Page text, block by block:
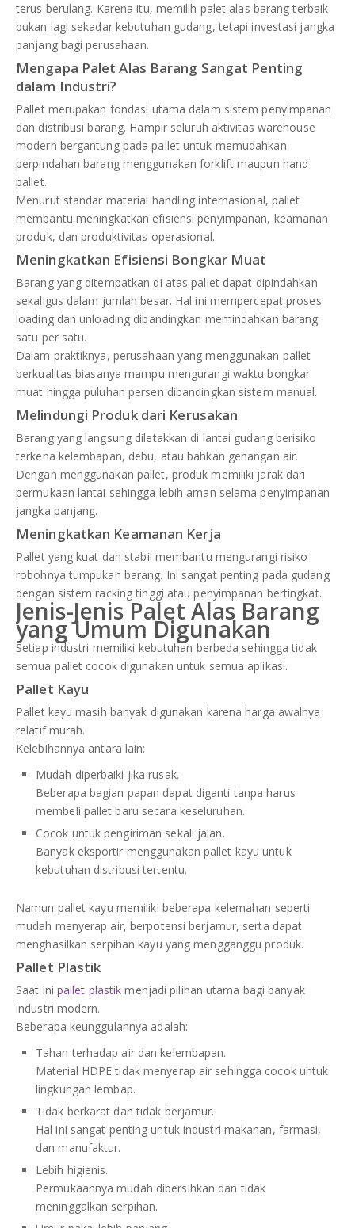
terus berulang. Karena itu, memilih palet alas barang terbaik
bukan lagi sekadar kebutuhan gudang, tetapi investasi jangka
panjang bagi perusahaan.
Mengapa Palet Alas Barang Sangat Penting
dalam Industri?
Pallet merupakan fondasi utama dalam sistem penyimpanan
dan distribusi barang. Hampir seluruh aktivitas warehouse
modern bergantung pada pallet untuk memudahkan
perpindahan barang menggunakan forklift maupun hand
pallet.
Menurut standar material handling internasional, pallet
membantu meningkatkan efisiensi penyimpanan, keamanan
produk, dan produktivitas operasional.
Meningkatkan Efisiensi Bongkar Muat
Barang yang ditempatkan di atas pallet dapat dipindahkan
sekaligus dalam jumlah besar. Hal ini mempercepat proses
loading dan unloading dibandingkan memindahkan barang
satu per satu.
Dalam praktiknya, perusahaan yang menggunakan pallet
berkualitas biasanya mampu mengurangi waktu bongkar
muat hingga puluhan persen dibandingkan sistem manual.
Melindungi Produk dari Kerusakan
Barang yang langsung diletakkan di lantai gudang berisiko
terkena kelembapan, debu, atau bahkan genangan air.
Dengan menggunakan pallet, produk memiliki jarak dari
permukaan lantai sehingga lebih aman selama penyimpanan
jangka panjang.
Meningkatkan Keamanan Kerja
Pallet yang kuat dan stabil membantu mengurangi risiko
robohnya tumpukan barang. Ini sangat penting pada gudang
dengan sistem racking tinggi atau penyimpanan bertingkat.
Jenis-Jenis Palet Alas Barang
yang Umum Digunakan
Setiap industri memiliki kebutuhan berbeda sehingga tidak
semua pallet cocok digunakan untuk semua aplikasi.
Pallet Kayu
Pallet kayu masih banyak digunakan karena harga awalnya
relatif murah.
Kelebihannya antara lain:
Mudah diperbaiki jika rusak.
Beberapa bagian papan dapat diganti tanpa harus
membeli pallet baru secara keseluruhan.
Cocok untuk pengiriman sekali jalan.
Banyak eksportir menggunakan pallet kayu untuk
kebutuhan distribusi tertentu.
Namun pallet kayu memiliki beberapa kelemahan seperti
mudah menyerap air, berpotensi berjamur, serta dapat
menghasilkan serpihan kayu yang mengganggu produk.
Pallet Plastik
Saat ini pallet plastik menjadi pilihan utama bagi banyak
industri modern.
Beberapa keunggulannya adalah:
Tahan terhadap air dan kelembapan.
Material HDPE tidak menyerap air sehingga cocok untuk
lingkungan lembap.
Tidak berkarat dan tidak berjamur.
Hal ini sangat penting untuk industri makanan, farmasi,
dan manufaktur.
Lebih higienis.
Permukaannya mudah dibersihkan dan tidak
meninggalkan serpihan.